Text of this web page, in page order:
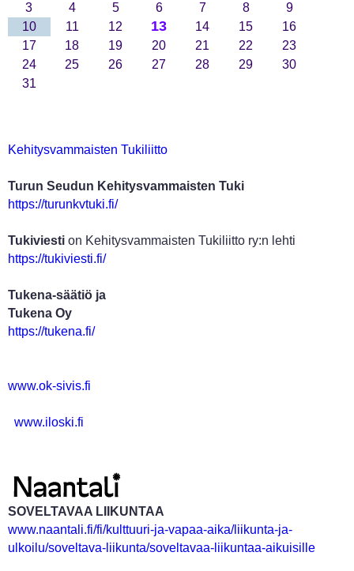
3
4 5 6 7 8
9
10
11 12 13 14 15
16
17
18 19 20 21 22
23
24
25 26 27 28 29
30
31
Kehitysvammaisten Tukiliitto
Turun Seudun Kehitysvammaisten Tuki
https://turunkvtuki.fi/
Tukiviesti on Kehitysvammaisten Tukiliitto ry:n lehti
https://tukiviesti.fi/
Tukena-säätiö ja
Tukena Oy
https://tukena.fi/
www.ok-sivis.fi
www.iloski.fi
SOVELTAVAA LIIKUNTAA
www.naantali.fi/fi/kulttuuri-ja-vapaa-aika/liikunta-ja-
ulkoilu/soveltava-liikunta/soveltavaa-liikuntaa-aikuisille